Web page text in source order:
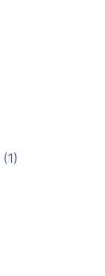
(1)